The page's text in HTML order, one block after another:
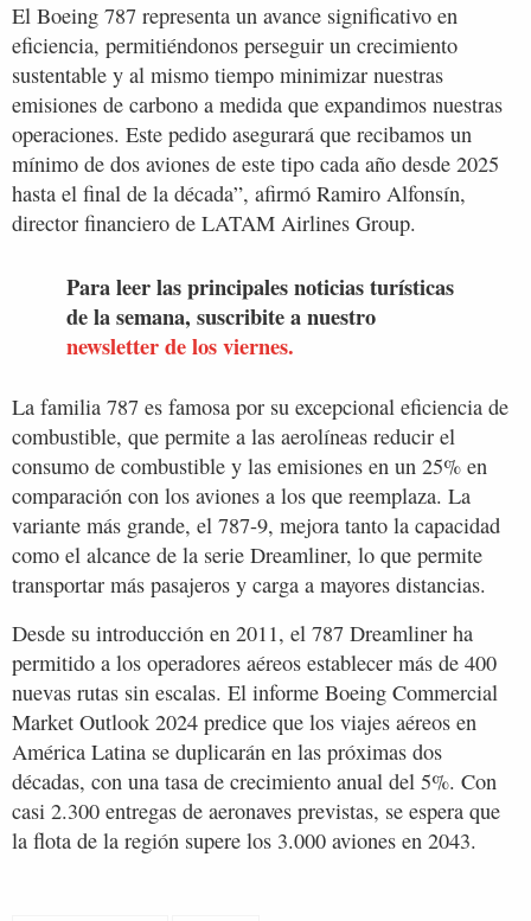
El Boeing 787 representa un avance significativo en
eficiencia, permitiéndonos perseguir un crecimiento
sustentable y al mismo tiempo minimizar nuestras
emisiones de carbono a medida que expandimos nuestras
operaciones. Este pedido asegurará que recibamos un
mínimo de dos aviones de este tipo cada año desde 2025
hasta el final de la década”, afirmó Ramiro Alfonsín,
director financiero de LATAM Airlines Group.
Para leer las principales noticias turísticas
de la semana, suscribite a nuestro
newsletter de los viernes.
La familia 787 es famosa por su excepcional eficiencia de
combustible, que permite a las aerolíneas reducir el
consumo de combustible y las emisiones en un 25% en
comparación con los aviones a los que reemplaza. La
variante más grande, el 787-9, mejora tanto la capacidad
como el alcance de la serie Dreamliner, lo que permite
transportar más pasajeros y carga a mayores distancias.
Desde su introducción en 2011, el 787 Dreamliner ha
permitido a los operadores aéreos establecer más de 400
nuevas rutas sin escalas. El informe Boeing Commercial
Market Outlook 2024 predice que los viajes aéreos en
América Latina se duplicarán en las próximas dos
décadas, con una tasa de crecimiento anual del 5%. Con
casi 2.300 entregas de aeronaves previstas, se espera que
la flota de la región supere los 3.000 aviones en 2043.